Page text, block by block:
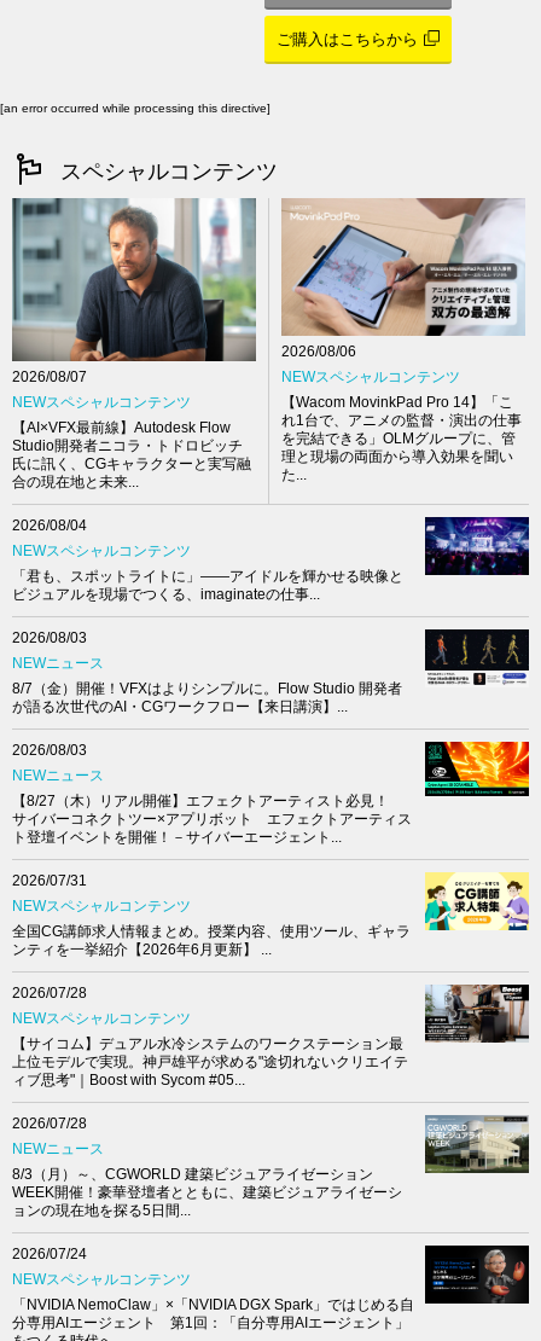
ご購入はこちらから
[an error occurred while processing this directive]
スペシャルコンテンツ
2026/08/07
NEWスペシャルコンテンツ
【AI×VFX最前線】Autodesk Flow
Studio開発者ニコラ・トドロビッチ
氏に訊く、CGキャラクターと実写融
合の現在地と未来...
2026/08/06
NEWスペシャルコンテンツ
【Wacom MovinkPad Pro 14】「こ
れ1台で、アニメの監督・演出の仕事
を完結できる」OLMグループに、管
理と現場の両面から導入効果を聞い
た...
2026/08/04
NEWスペシャルコンテンツ
「君も、スポットライトに」――アイドルを輝かせる映像と
ビジュアルを現場でつくる、imaginateの仕事...
2026/08/03
NEWニュース
8/7（金）開催！VFXはよりシンプルに。Flow Studio 開発者
が語る次世代のAI・CGワークフロー【来日講演】...
2026/08/03
NEWニュース
【8/27（木）リアル開催】エフェクトアーティスト必見！
サイバーコネクトツー×アプリボット エフェクトアーティス
ト登壇イベントを開催！－サイバーエージェント...
2026/07/31
NEWスペシャルコンテンツ
全国CG講師求人情報まとめ。授業内容、使用ツール、ギャラ
ンティを一挙紹介【2026年6月更新】 ...
2026/07/28
NEWスペシャルコンテンツ
【サイコム】デュアル水冷システムのワークステーション最
上位モデルで実現。神戸雄平が求める"途切れないクリエイテ
ィブ思考"｜Boost with Sycom #05...
2026/07/28
NEWニュース
8/3（月）～、CGWORLD 建築ビジュアライゼーション
WEEK開催！豪華登壇者とともに、建築ビジュアライゼーシ
ョンの現在地を探る5日間...
2026/07/24
NEWスペシャルコンテンツ
「NVIDIA NemoClaw」×「NVIDIA DGX Spark」ではじめる自
分専用AIエージェント 第1回：「自分専用AIエージェント」